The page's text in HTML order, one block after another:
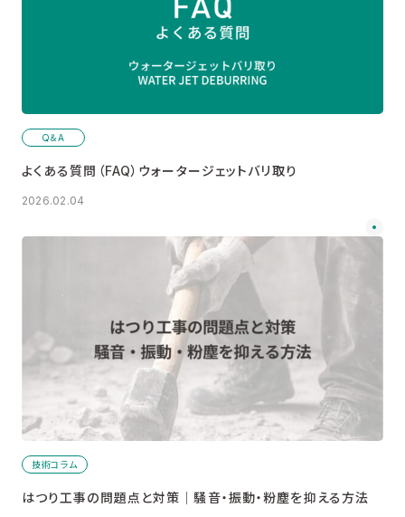
Q＆A
よくある質問（FAQ）ウォータージェットバリ取り
2026.02.04
技術コラム
はつり工事の問題点と対策│騒音・振動・粉塵を抑える方法